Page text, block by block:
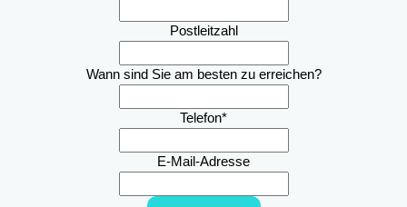
Postleitzahl
Wann sind Sie am besten zu erreichen?
Telefon*
E-Mail-Adresse